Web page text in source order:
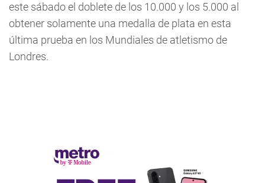
este sábado el doblete de los 10.000 y los 5.000 al
obtener solamente una medalla de plata en esta
última prueba en los Mundiales de atletismo de
Londres.